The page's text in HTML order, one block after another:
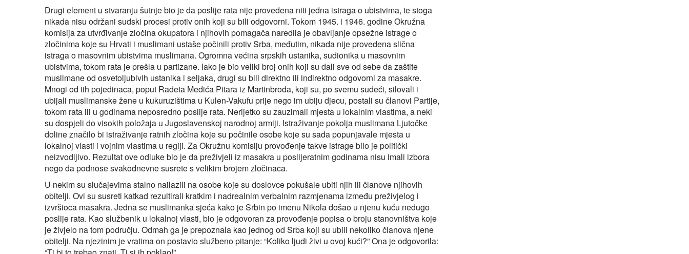
Drugi element u stvaranju šutnje bio je da poslije rata nije provedena niti jedna istraga o ubistvima, te stoga
nikada nisu održani sudski procesi protiv onih koji su bili odgovorni. Tokom 1945. i 1946. godine Okružna
komisija za utvrđivanje zločina okupatora i njihovih pomagača naredila je obavljanje opsežne istrage o
zločinima koje su Hrvati i muslimani ustaše počinili protiv Srba, međutim, nikada nije provedena slična
istraga o masovnim ubistvima muslimana. Ogromna većina srpskih ustanika, sudionika u masovnim
ubistvima, tokom rata je prešla u partizane. Iako je bio veliki broj onih koji su dali sve od sebe da zaštite
muslimane od osvetoljubivih ustanika i seljaka, drugi su bili direktno ili indirektno odgovorni za masakre.
Mnogi od tih pojedinaca, poput Radeta Medića Pitara iz Martinbroda, koji su, po svemu sudeći, silovali i
ubijali muslimanske žene u kukuruzištima u Kulen-Vakufu prije nego im ubiju djecu, postali su članovi Partije,
tokom rata ili u godinama neposredno poslije rata. Nerijetko su zauzimali mjesta u lokalnim vlastima, a neki
su dospjeli do visokih položaja u Jugoslavenskoj narodnoj armiji. Istraživanje pokolja muslimana Ljutočke
doline značilo bi istraživanje ratnih zločina koje su počinile osobe koje su sada popunjavale mjesta u
lokalnoj vlasti i vojnim vlastima u regiji. Za Okružnu komisiju provođenje takve istrage bilo je politički
neizvodljivo. Rezultat ove odluke bio je da preživjeli iz masakra u poslijeratnim godinama nisu imali izbora
nego da podnose svakodnevne susrete s velikim brojem zločinaca.
U nekim su slučajevima stalno nailazili na osobe koje su doslovce pokušale ubiti njih ili članove njihovih
obitelji. Ovi su susreti katkad rezultirali kratkim i nadrealnim verbalnim razmjenama između preživjelog i
izvršioca masakra. Jedna se muslimanka sjeća kako je Srbin po imenu Nikola došao u njenu kuću nedugo
poslije rata. Kao službenik u lokalnoj vlasti, bio je odgovoran za provođenje popisa o broju stanovništva koje
je živjelo na tom području. Odmah ga je prepoznala kao jednog od Srba koji su ubili nekoliko članova njene
obitelji. Na njezinim je vratima on postavio službeno pitanje: “Koliko ljudi živi u ovoj kući?” Ona je odgovorila: